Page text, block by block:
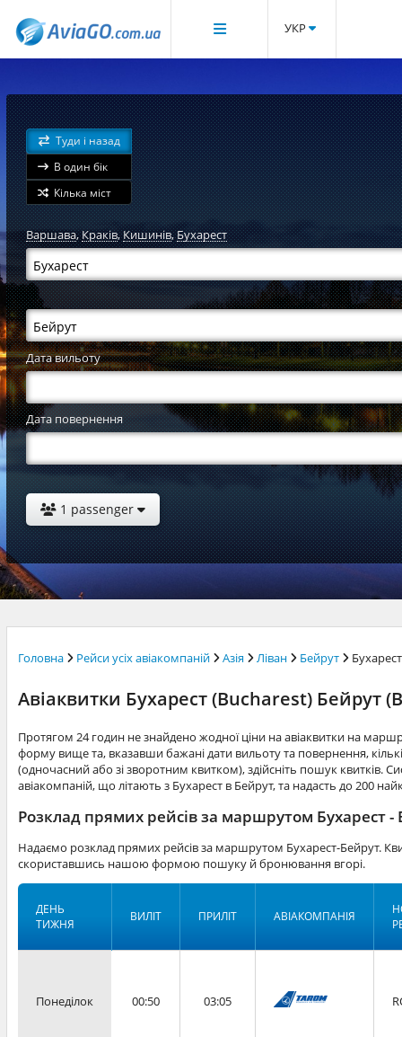
УКР
Туди і назад
В один бік
Кілька міст
Варшава,Краків,Кишинів,Бухарест
Дата вильоту
Дата повернення
1 passenger
Головна Рейси усіх авіакомпаній Азія Ліван Бейрут
Авіаквитки Бухарест (Bucharest) Бейрут
Протягом 24 годин не знайдено жодної ціни на авіаквитки на
форму вище та, вказавши бажані дати вильоту та повернення,
(одночасний або зі зворотним квитком), здійсніть пошук квитків.
авіакомпаній, що літають з Бухарест в Бейрут, та надасть до 200
Розклад прямих рейсів за маршрутом Бухарест -
Надаємо розклад прямих рейсів за маршрутом Бухарест-Бейрут.
скориставшись нашою формою пошуку й бронювання вгорі.
ДЕНЬ
ТИЖНЯ
ВИЛІТ ПРИЛІТ АВІАКОМПАНІЯ
Понеділок 00:50 03:05